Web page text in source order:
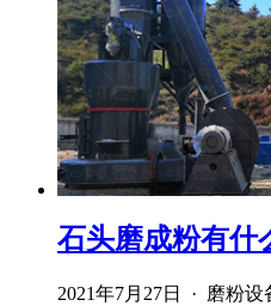
石头磨成粉有什
2021年7月27日 · 磨粉